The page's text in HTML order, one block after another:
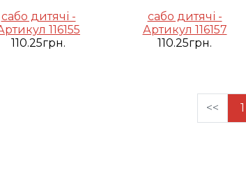
сабо дитячі -
116155
110.25грн.
сабо дитячі -
Артикул 116157
110.25грн.
<< 1